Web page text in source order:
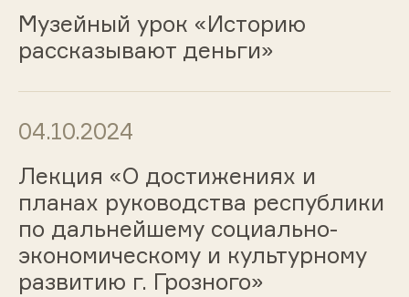
Музейный урок «Историю
рассказывают деньги»
04.10.2024
Лекция «О достижениях и
планах руководства республики
по дальнейшему социально-
экономическому и культурному
развитию г. Грозного»